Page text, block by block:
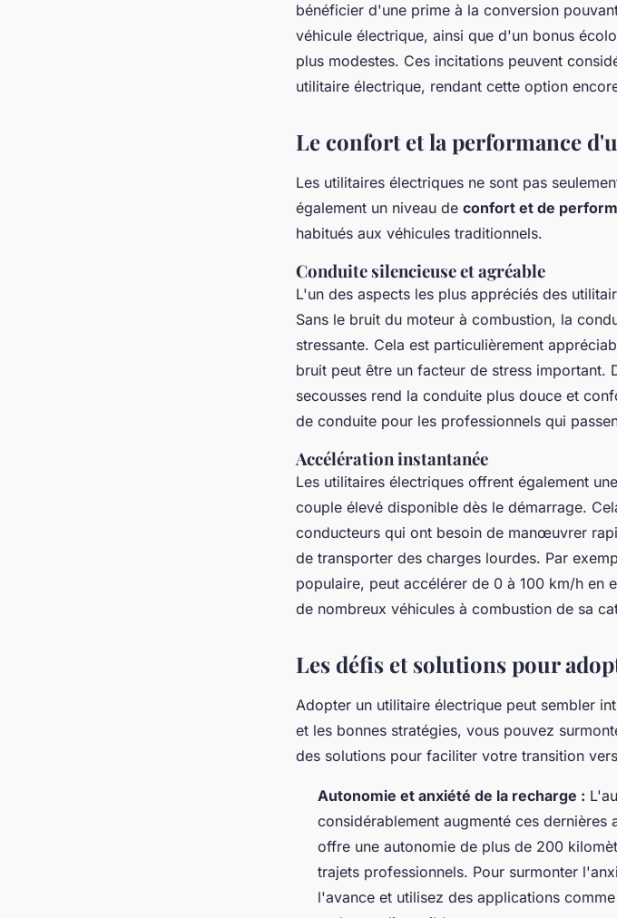
bénéficier d'une prime à la conversion
véhicule électrique, ainsi que d'un bonus
plus modestes. Ces incitations peuvent
utilitaire électrique, rendant cette option
Le confort et la performance
Les utilitaires électriques ne sont pas
également un niveau de confort et de
habitués aux véhicules traditionnels.
Conduite silencieuse et agréable
L'un des aspects les plus appréciés des
Sans le bruit du moteur à combustion, la
stressante. Cela est particulièrement
bruit peut être un facteur de stress important.
secousses rend la conduite plus douce et
de conduite pour les professionnels qui
Accélération instantanée
Les utilitaires électriques offrent également une
couple élevé disponible dès le démarrage.
conducteurs qui ont besoin de manœuvrer
de transporter des charges lourdes. Par
populaire, peut accélérer de 0 à 100 km/h en
de nombreux véhicules à combustion de sa
Les défis et solutions pour
Adopter un utilitaire électrique peut sembler
et les bonnes stratégies, vous pouvez
des solutions pour faciliter votre transition
Autonomie et anxiété de la recharge :
considérablement augmenté ces dernières
offre une autonomie de plus de 200
trajets professionnels. Pour surmonter
l'avance et utilisez des applications